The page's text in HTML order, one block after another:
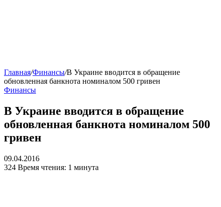
Главная/Финансы/В Украине вводится в обращение
обновленная банкнота номиналом 500 гривен
Финансы
В Украине вводится в обращение
обновленная банкнота номиналом 500
гривен
09.04.2016
324 Время чтения: 1 минута